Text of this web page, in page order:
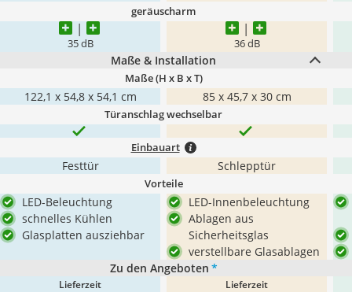
geräuscharm
35 dB 36 dB
Maße & Installation
Maße (H x B x T)
122,1 x‎ 54,8 x 54,1 cm 85 x 45,7 x 30 cm
Türanschlag wechselbar
Einbauart
Festtür Schlepptür
Vorteile
LED-Beleuchtung
schnelles Kühlen
Glasplatten ausziehbar
LED-Innenbeleuchtung
Ablagen aus
Sicherheitsglas
verstellbare Glasablagen
Zu den Angeboten *
Lieferzeit Lieferzeit